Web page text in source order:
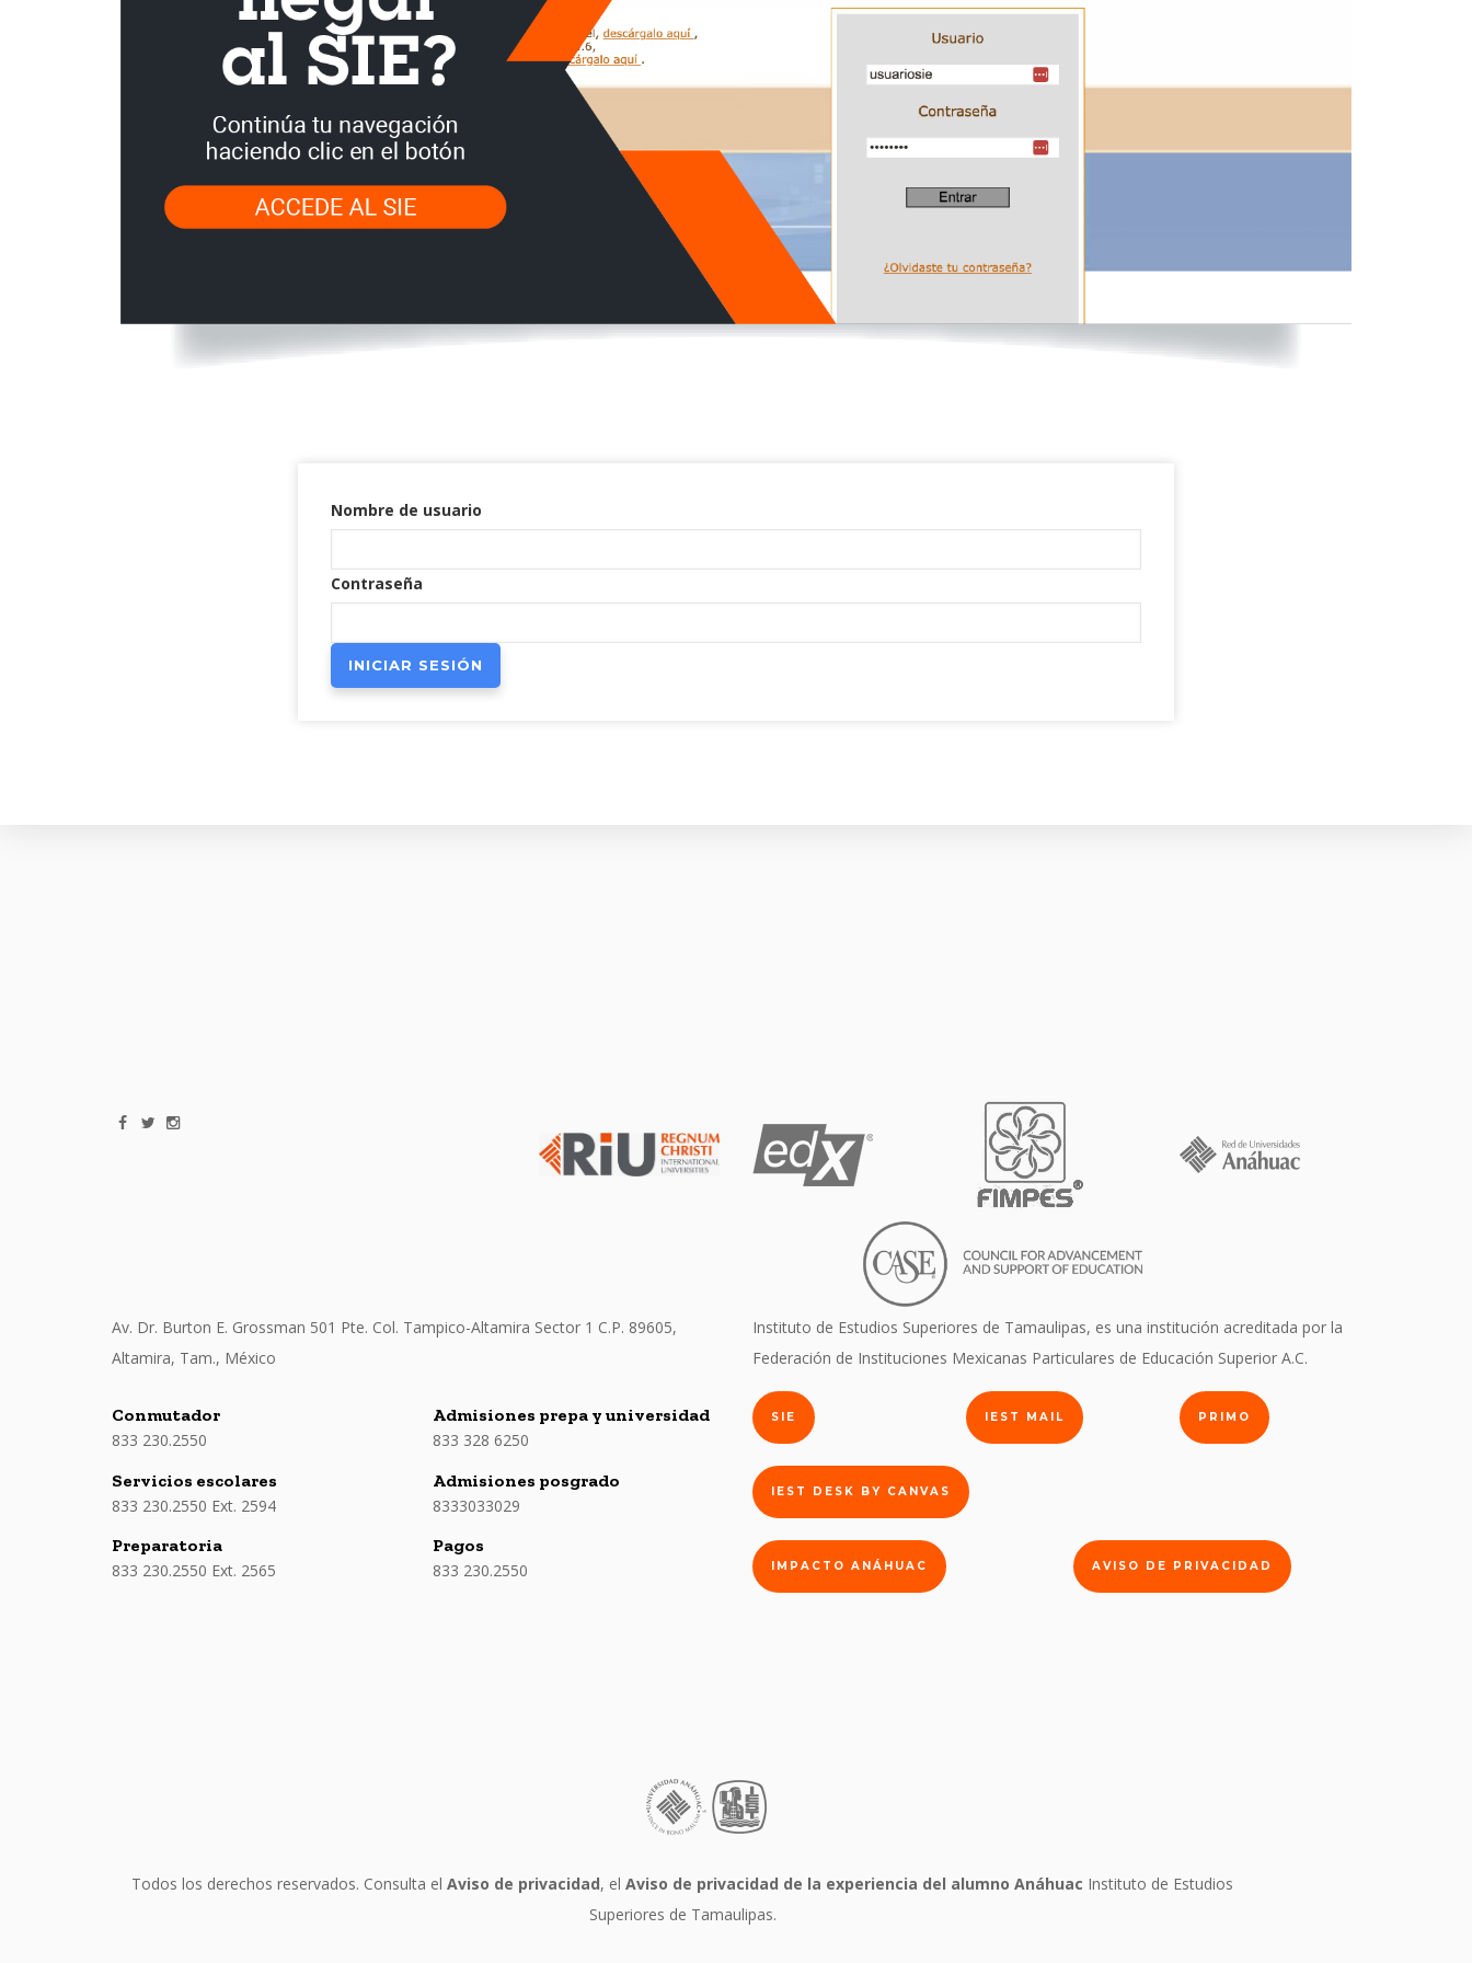
Nombre de usuario
Contraseña
Av. Dr. Burton E. Grossman 501 Pte. Col. Tampico-Altamira Sector 1 C.P. 89605,
Altamira, Tam., México
Instituto de Estudios Superiores de Tamaulipas, es una institución acreditada por la
Federación de Instituciones Mexicanas Particulares de Educación Superior A.C.
Conmutador
833 230.2550
Servicios escolares
833 230.2550 Ext. 2594
Preparatoria
833 230.2550 Ext. 2565
Admisiones prepa y universidad
833 328 6250
Admisiones posgrado
8333033029
Pagos
833 230.2550
SIE IEST MAIL PRIMO
IEST DESK BY CANVAS
IMPACTO ANÁHUAC AVISO DE PRIVACIDAD
Todos los derechos reservados. Consulta elAviso de privacidad, elAviso de privacidad de la experiencia del alumno Anáhuac Instituto de Estudios
Superiores de Tamaulipas.